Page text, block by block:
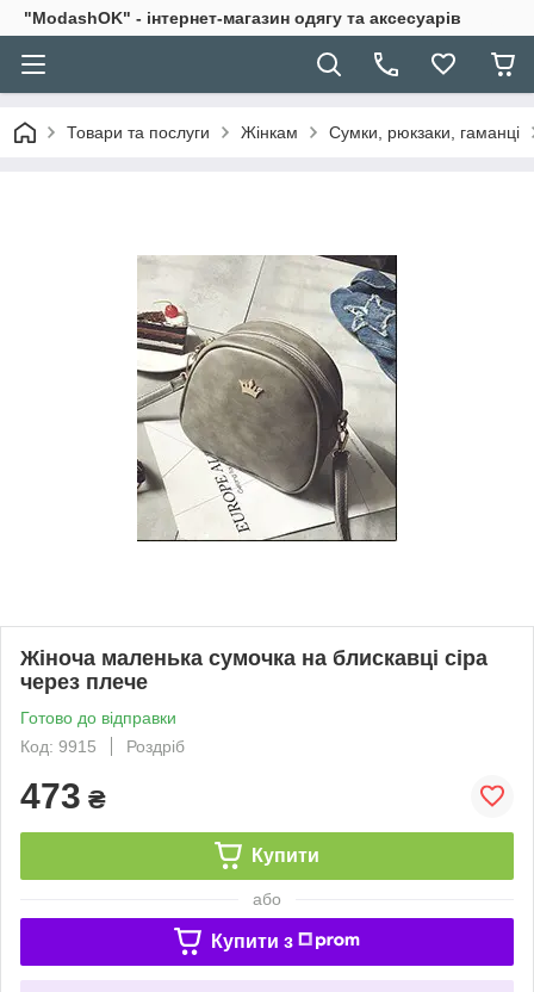
"ModashOK" - інтернет-магазин одягу та аксесуарів
Товари та послуги Жінкам Сумки, рюкзаки, гаманці
Жіноча маленька сумочка на блискавці сіра
через плече
Готово до відправки
Код: 9915
Роздріб
473 ₴
Купити
або
Купити з